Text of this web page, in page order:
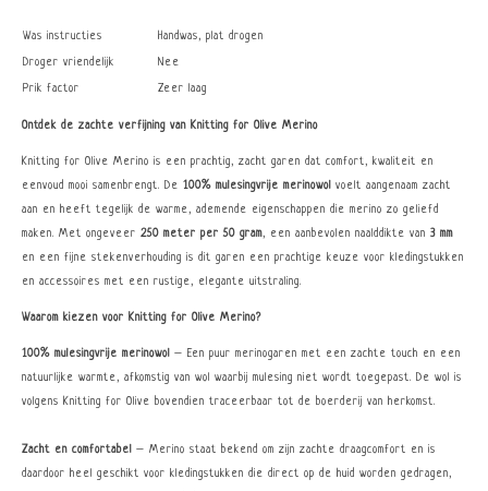
Was instructies Handwas, plat drogen
Droger vriendelijk Nee
Prik factor Zeer laag
Ontdek de zachte verfijning van Knitting for Olive Merino
Knitting for Olive Merino is een prachtig, zacht garen dat comfort, kwaliteit en
eenvoud mooi samenbrengt. De 100% mulesingvrije merinowol voelt aangenaam zacht
aan en heeft tegelijk de warme, ademende eigenschappen die merino zo geliefd
maken. Met ongeveer 250 meter per 50 gram, een aanbevolen naalddikte van 3 mm
en een fijne stekenverhouding is dit garen een prachtige keuze voor kledingstukken
en accessoires met een rustige, elegante uitstraling.
Waarom kiezen voor Knitting for Olive Merino?
100% mulesingvrije merinowol – Een puur merinogaren met een zachte touch en een
natuurlijke warmte, afkomstig van wol waarbij mulesing niet wordt toegepast. De wol is
volgens Knitting for Olive bovendien traceerbaar tot de boerderij van herkomst.
Zacht en comfortabel – Merino staat bekend om zijn zachte draagcomfort en is
daardoor heel geschikt voor kledingstukken die direct op de huid worden gedragen,